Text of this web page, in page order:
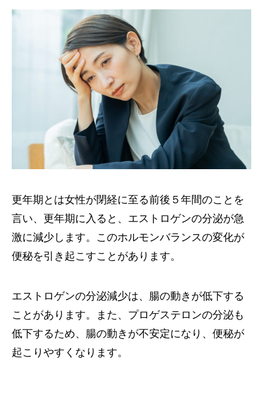
更年期とは女性が閉経に至る前後５年間のことを
言い、更年期に入ると、エストロゲンの分泌が急
激に減少します。このホルモンバランスの変化が
便秘を引き起こすことがあります。
エストロゲンの分泌減少は、腸の動きが低下する
ことがあります。また、プロゲステロンの分泌も
低下するため、腸の動きが不安定になり、便秘が
起こりやすくなります。